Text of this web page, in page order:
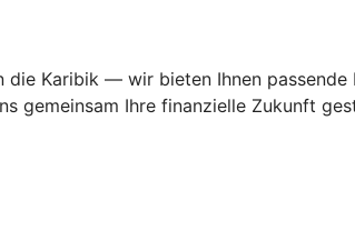
Karibik — wir bieten Ihnen passende
gemeinsam Ihre finanzielle Zukunft